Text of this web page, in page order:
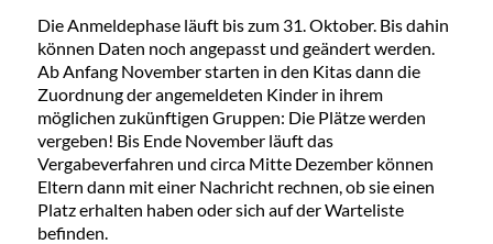
Die Anmeldephase läuft bis zum 31. Oktober. Bis dahin
können Daten noch angepasst und geändert werden.
Ab Anfang November starten in den Kitas dann die
Zuordnung der angemeldeten Kinder in ihrem
möglichen zukünftigen Gruppen: Die Plätze werden
vergeben! Bis Ende November läuft das
Vergabeverfahren und circa Mitte Dezember können
Eltern dann mit einer Nachricht rechnen, ob sie einen
Platz erhalten haben oder sich auf der Warteliste
befinden.